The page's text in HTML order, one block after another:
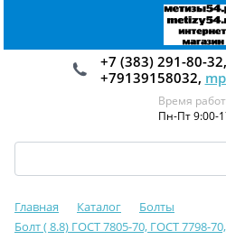
+7 (383) 291-80-
+79139158032,
Время
Пн-Пт 9:00-
Главная Каталог
Болты
Болт ( 8.8) ГОСТ 7805-70, ГОСТ 7798-